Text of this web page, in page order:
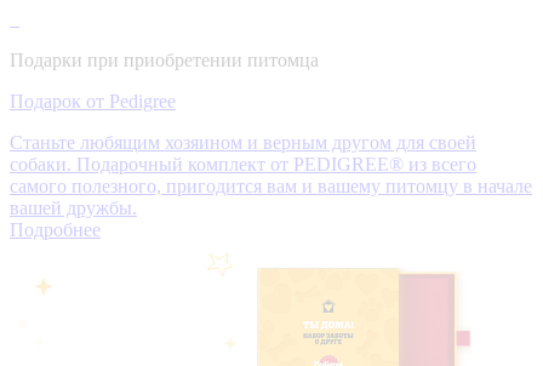
Подарки при приобретении питомца
Подарок от Pedigree
Станьте любящим хозяином и верным другом для своей
собаки. Подарочный комплект от PEDIGREE® из всего
самого полезного, пригодится вам и вашему питомцу в начале
вашей дружбы.
Подробнее